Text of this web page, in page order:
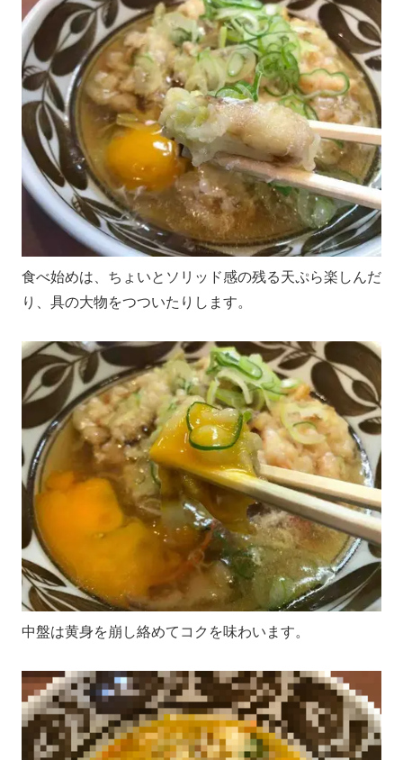
食べ始めは、ちょいとソリッド感の残る天ぷら楽しんだ
り、具の大物をつついたりします。
中盤は黄身を崩し絡めてコクを味わいます。